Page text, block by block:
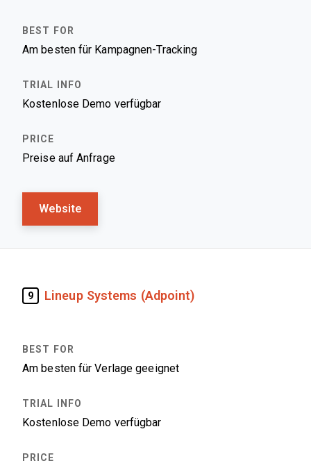
Am besten für Kampagnen-Tracking
Kostenlose Demo verfügbar
Preise auf Anfrage
Website
9 Lineup Systems (Adpoint)
Am besten für Verlage geeignet
Kostenlose Demo verfügbar